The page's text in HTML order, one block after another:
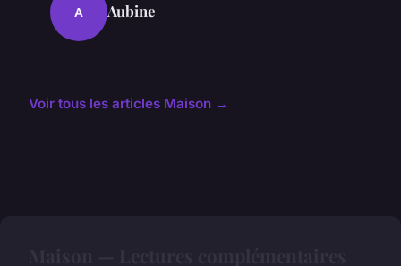
A Aubine
Voir tous les articles Maison →